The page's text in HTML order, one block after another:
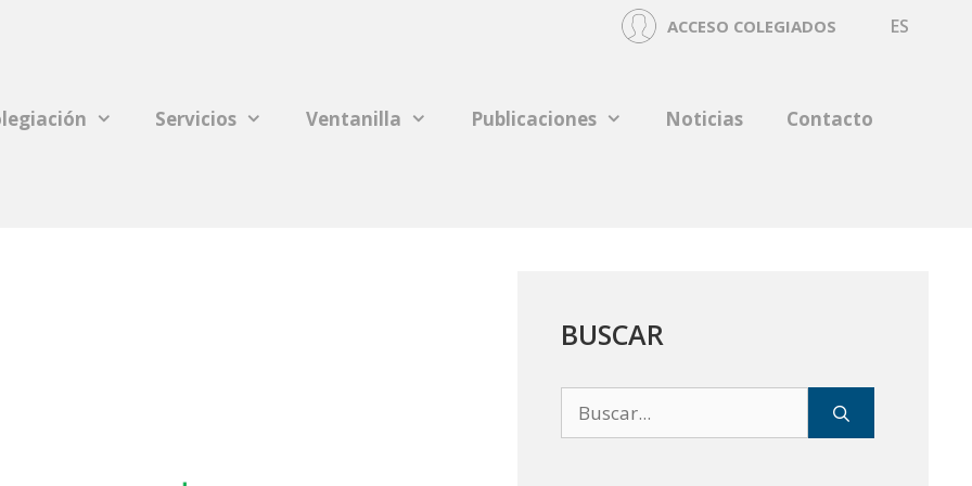
ACCESO COLEGIADOS ES
Servicios Ventanilla Publicaciones Noticias Contacto
BUSCAR